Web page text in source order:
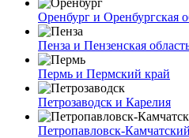
Оренбург и Оренбургская
Пенза и Пензенская
Пермь и Пермский край
Петрозаводск и Карелия
Петропавловск-